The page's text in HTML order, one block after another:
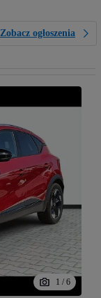
Zobacz ogłoszenia
1 / 6